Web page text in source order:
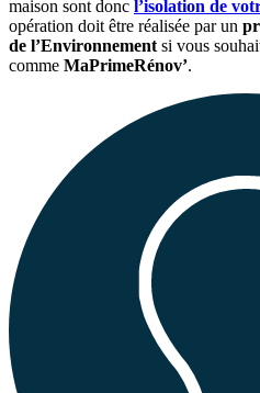
maison sont donc l’isolation de
opération doit être réalisée par un
de l’Environnement si vous
comme MaPrimeRénov’.